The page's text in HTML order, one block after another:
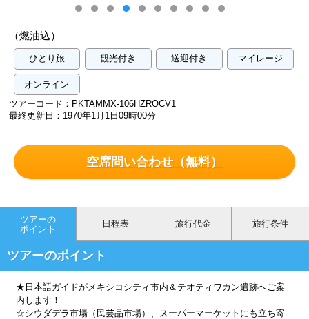
ア・スイート)／イメージ
（燃油込）
ひとり旅 観光付き 送迎付き マイレージ
オンライン
ツアーコード：PKTAMMX-106HZROCV1
最終更新日：1970年1月1日09時00分
空席問い合わせ（無料）
ツアーの
ポイント
日程表 旅行代金 旅行条件
ツアーのポイント
★日本語ガイドがメキシコシティ市内＆テオティワカン遺跡へご案
内します！
☆シウダデラ市場（民芸品市場）、スーパーマーケットにも立ち寄